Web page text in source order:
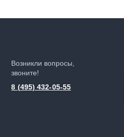
Возникли вопросы,
звоните!
8 (495) 432-05-55